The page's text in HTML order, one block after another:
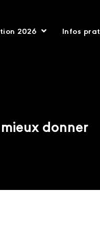
2026 Infos
donner